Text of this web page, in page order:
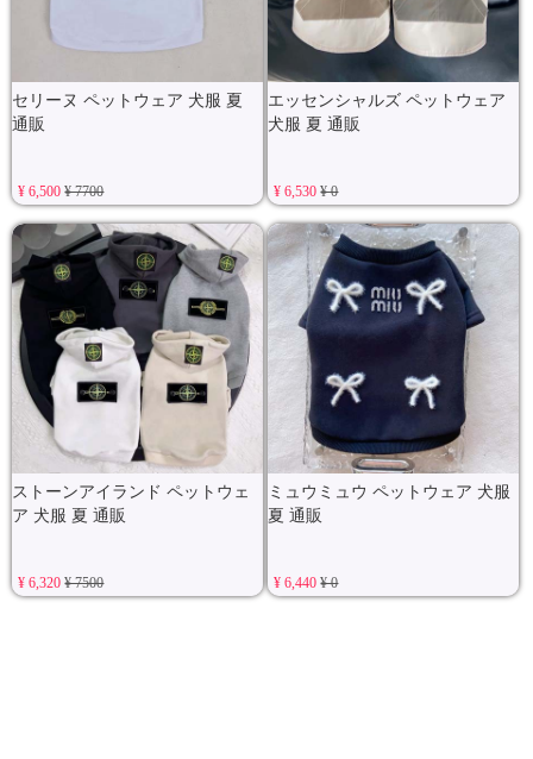
セリーヌ ペットウェア 犬服 夏
通販
¥ 6,500¥ 7700
エッセンシャルズ ペットウェア
犬服 夏 通販
¥ 6,530¥ 0
ストーンアイランド ペットウェ
ア 犬服 夏 通販
¥ 6,320¥ 7500
ミュウミュウ ペットウェア 犬服
夏 通販
¥ 6,440¥ 0